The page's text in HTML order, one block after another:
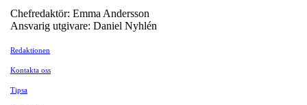
Chefredaktör: Emma Andersson
Ansvarig utgivare: Daniel Nyhlén
Redaktionen
Kontakta oss
Tipsa